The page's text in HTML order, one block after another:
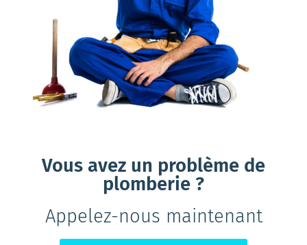
Vous avez un problème de
plomberie ?
Appelez-nous maintenant